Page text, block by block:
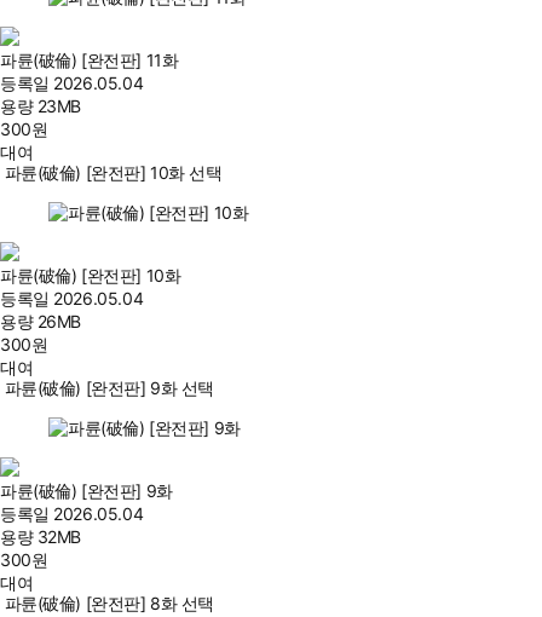
파륜(破倫) [완전판] 11화
등록일 2026.05.04
용량 23MB
300원
대여
파륜(破倫) [완전판] 10화 선택
파륜(破倫) [완전판] 10화
등록일 2026.05.04
용량 26MB
300원
대여
파륜(破倫) [완전판] 9화 선택
파륜(破倫) [완전판] 9화
등록일 2026.05.04
용량 32MB
300원
대여
파륜(破倫) [완전판] 8화 선택